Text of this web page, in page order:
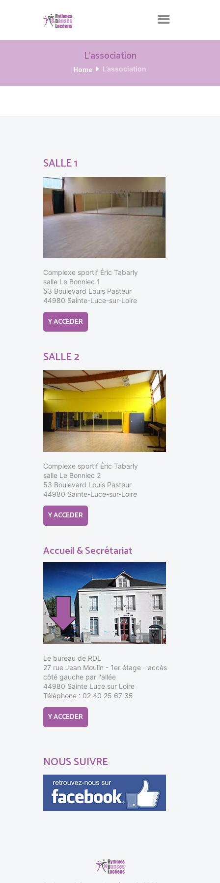
L’association
Home L’association
SALLE 1
Complexe sportif Éric Tabarly
salle Le Bonniec 1
53 Boulevard Louis Pasteur
44980 Sainte-Luce-sur-Loire
Y ACCEDER
SALLE 2
Complexe sportif Éric Tabarly
salle Le Bonniec 2
53 Boulevard Louis Pasteur
44980 Sainte-Luce-sur-Loire
Y ACCEDER
Accueil & Secrétariat
Le bureau de RDL
27 rue Jean Moulin - 1er étage - accès
côté gauche par l'allée
44980 Sainte Luce sur Loire
Téléphone : 02 40 25 67 35
Y ACCEDER
NOUS SUIVRE